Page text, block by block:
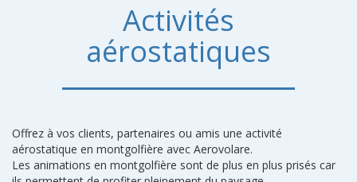
Activités
aérostatiques
Offrez à vos clients, partenaires ou amis une activité
aérostatique en montgolfière avec Aerovolare.
Les animations en montgolfière sont de plus en plus prisés car